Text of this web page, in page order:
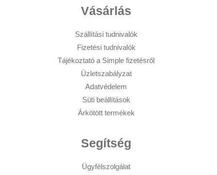
Vásárlás
Szállítási tudnivalók
Fizetési tudnivalók
Tájékoztató a Simple fizetésről
Üzletszabályzat
Adatvédelem
Süti beállítások
Árkötött termékek
Segítség
Ügyfélszolgálat